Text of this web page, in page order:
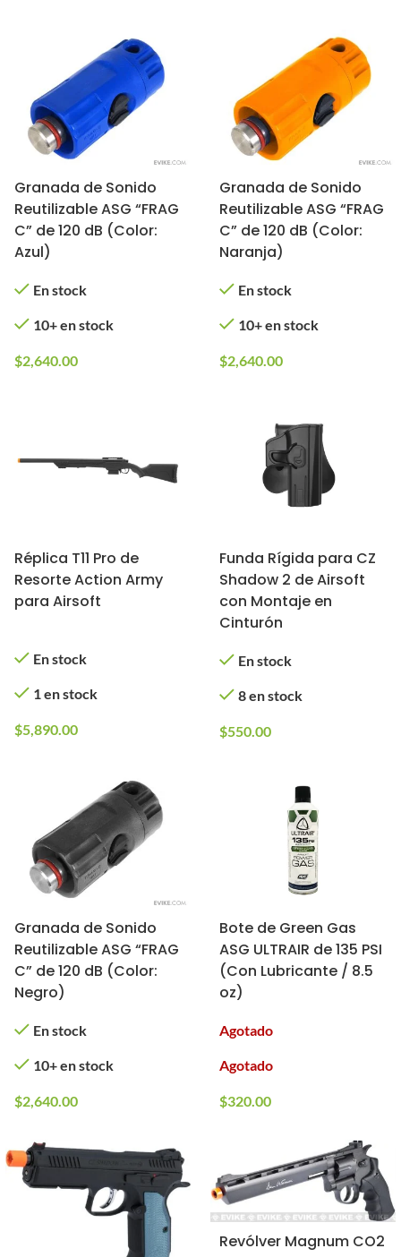
Granada de Sonido
Reutilizable ASG “FRAG
C” de 120 dB (Color:
Azul)
En stock
10+ en stock
$2,640.00
Granada de Sonido
Reutilizable ASG “FRAG
C” de 120 dB (Color:
Naranja)
En stock
10+ en stock
$2,640.00
Réplica T11 Pro de
Resorte Action Army
para Airsoft
En stock
1 en stock
$5,890.00
Funda Rígida para CZ
Shadow 2 de Airsoft
con Montaje en
Cinturón
En stock
8 en stock
$550.00
Granada de Sonido
Reutilizable ASG “FRAG
C” de 120 dB (Color:
Negro)
En stock
10+ en stock
$2,640.00
Bote de Green Gas
ASG ULTRAIR de 135 PSI
(Con Lubricante / 8.5
oz)
Agotado
Agotado
$320.00
Revólver Magnum CO2